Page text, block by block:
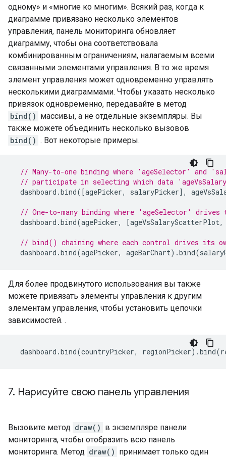
одному» и «многие ко многим». Всякий раз, когда к
диаграмме привязано несколько элементов
управления, панель мониторинга обновляет
диаграмму, чтобы она соответствовала
комбинированным ограничениям, налагаемым всеми
связанными элементами управления. В то же время
элемент управления может одновременно управлять
несколькими диаграммами. Чтобы указать несколько
привязок одновременно, передавайте в метод
bind() массивы, а не отдельные экземпляры. Вы
также можете объединить несколько вызовов
bind() . Вот некоторые примеры.
// Many-to-one binding where 'ageSelector' and
// participate in selecting which data
dashboard .bind([agePicker, salaryPicker],
// One-to-many binding where 'ageSelector' drives
dashboard .bind(agePicker, [ageVsSalaryScatterPlot,
// bind() chaining where each control drives its
dashboard .bind(agePicker, ageBarChart).bind(
Для более продвинутого использования вы также
можете привязать элементы управления к другим
элементам управления, чтобы установить цепочки
зависимостей. .
dashboard .bind(countryPicker, regionPicker).bind(
7. Нарисуйте свою панель управления
Вызовите метод draw() в экземпляре панели
мониторинга, чтобы отобразить всю панель
мониторинга. Метод draw() принимает только один